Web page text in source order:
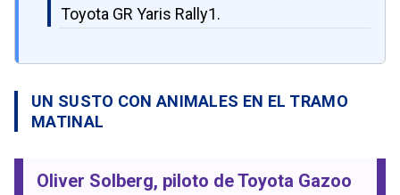
Toyota GR Yaris Rally1.
UN SUSTO CON ANIMALES EN EL TRAMO
MATINAL
Oliver Solberg, piloto deToyota Gazoo